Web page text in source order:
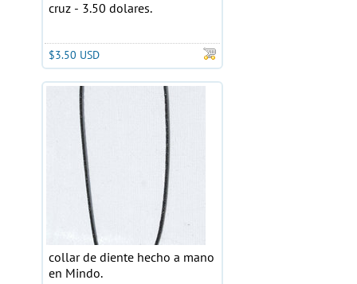
cruz - 3.50 dolares.
$3.50 USD
collar de diente hecho a mano
en Mindo.